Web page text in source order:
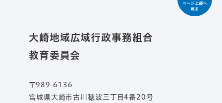
大崎地域広域行政事務組合
教育委員会
〒989-6136
宮城県大崎市古川穂波三丁目4番20号